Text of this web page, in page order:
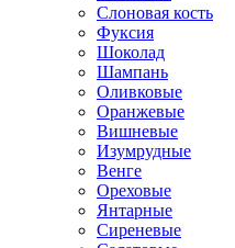
Слоновая кость
Фуксия
Шоколад
Шампань
Оливковые
Оранжевые
Вишневые
Изумрудные
Венге
Ореховые
Янтарные
Сиреневые